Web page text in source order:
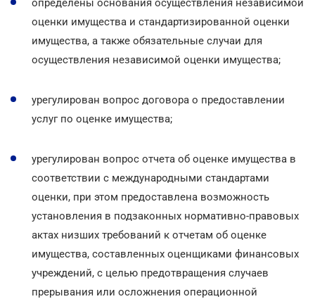
определены основания осуществления независимой
оценки имущества и стандартизированной оценки
имущества, а также обязательные случаи для
осуществления независимой оценки имущества;
урегулирован вопрос договора о предоставлении
услуг по оценке имущества;
урегулирован вопрос отчета об оценке имущества в
соответствии с международными стандартами
оценки, при этом предоставлена возможность
установления в подзаконных нормативно-правовых
актах низших требований к отчетам об оценке
имущества, составленных оценщиками финансовых
учреждений, с целью предотвращения случаев
прерывания или осложнения операционной